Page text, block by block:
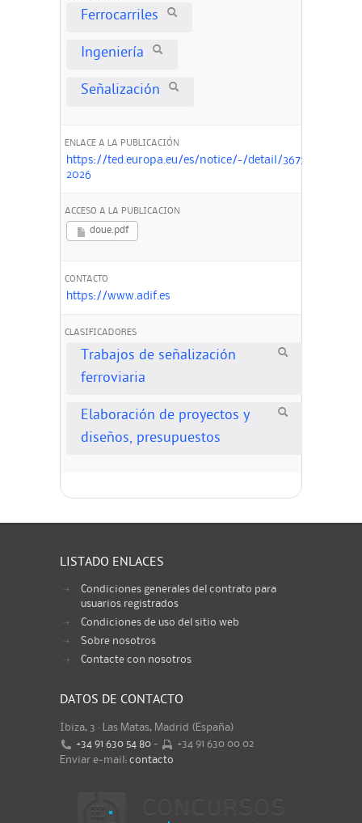
Ferrocarriles
Ingeniería
Señalización
ENLACE A LA PUBLICACIÓN
https://ted.europa.eu/es/notice/-/detail/367384-
2026
ACCESO A LA PUBLICACION
doue.pdf
CONTACTO
https://www.adif.es
CLASIFICADORES
Trabajos de señalización
ferroviaria
Elaboración de proyectos y
diseños, presupuestos
LISTADO ENLACES
Condiciones generales del contrato para
usuarios registrados
Condiciones de uso del sitio web
Sobre nosotros
Contacte con nosotros
DATOS DE CONTACTO
Ibiza, 3 · Las Matas, Madrid (España)
+34 91 630 54 80 -
+34 91 630 00 02
Enviar e-mail: contacto